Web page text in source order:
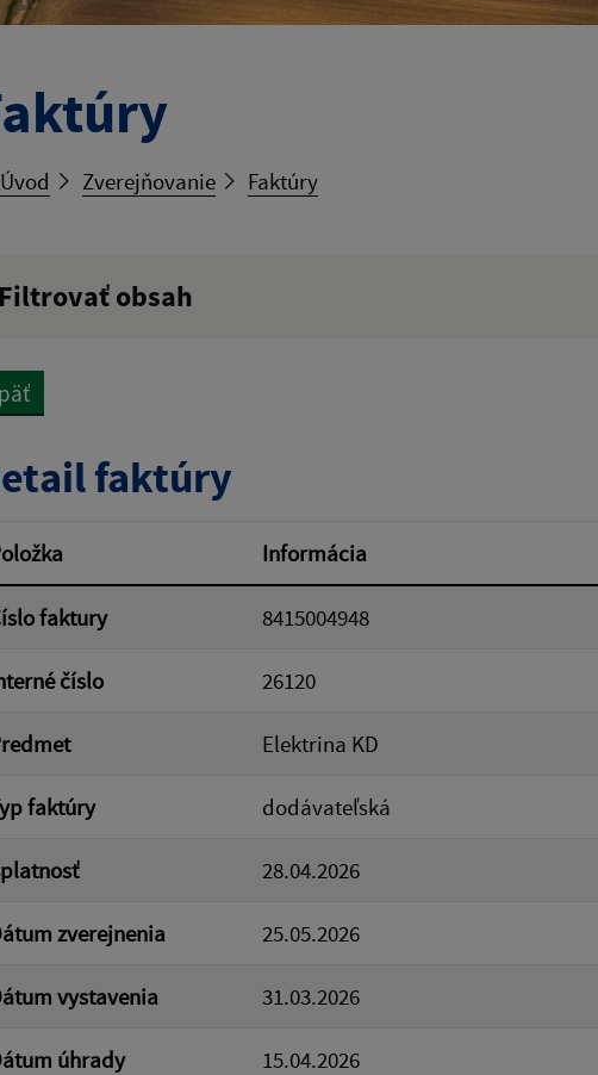
Úvod Zverejňovanie Faktúry
Filtrovať obsah
od:
Filtrovať
faktúry
Informácia
faktury 8415004948
číslo 26120
Elektrina KD
faktúry dodávateľská
28.04.2026
zverejnenia 25.05.2026
vystavenia 31.03.2026
úhrady 15.04.2026